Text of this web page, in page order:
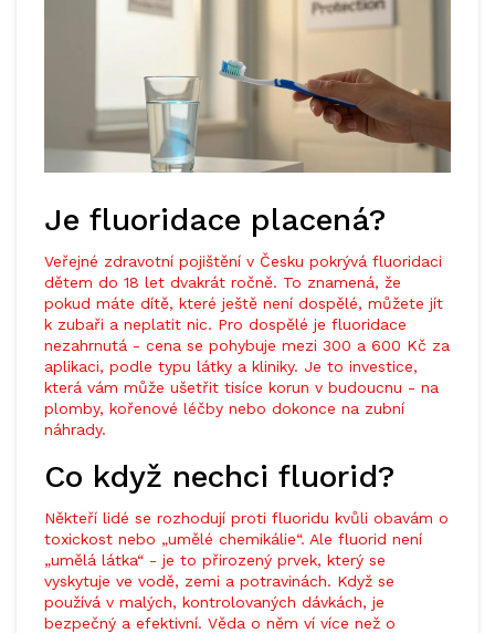
Je fluoridace placená?
Veřejné zdravotní pojištění v Česku pokrývá fluoridaci
dětem do 18 let dvakrát ročně. To znamená, že
pokud máte dítě, které ještě není dospělé, můžete jít
k zubaři a neplatit nic. Pro dospělé je fluoridace
nezahrnutá - cena se pohybuje mezi 300 a 600 Kč za
aplikaci, podle typu látky a kliniky. Je to investice,
která vám může ušetřit tisíce korun v budoucnu - na
plomby, kořenové léčby nebo dokonce na zubní
náhrady.
Co když nechci fluorid?
Někteří lidé se rozhodují proti fluoridu kvůli obavám o
toxickost nebo „umělé chemikálie“. Ale fluorid není
„umělá látka“ - je to přirozený prvek, který se
vyskytuje ve vodě, zemi a potravinách. Když se
používá v malých, kontrolovaných dávkách, je
bezpečný a efektivní. Věda o něm ví více než o